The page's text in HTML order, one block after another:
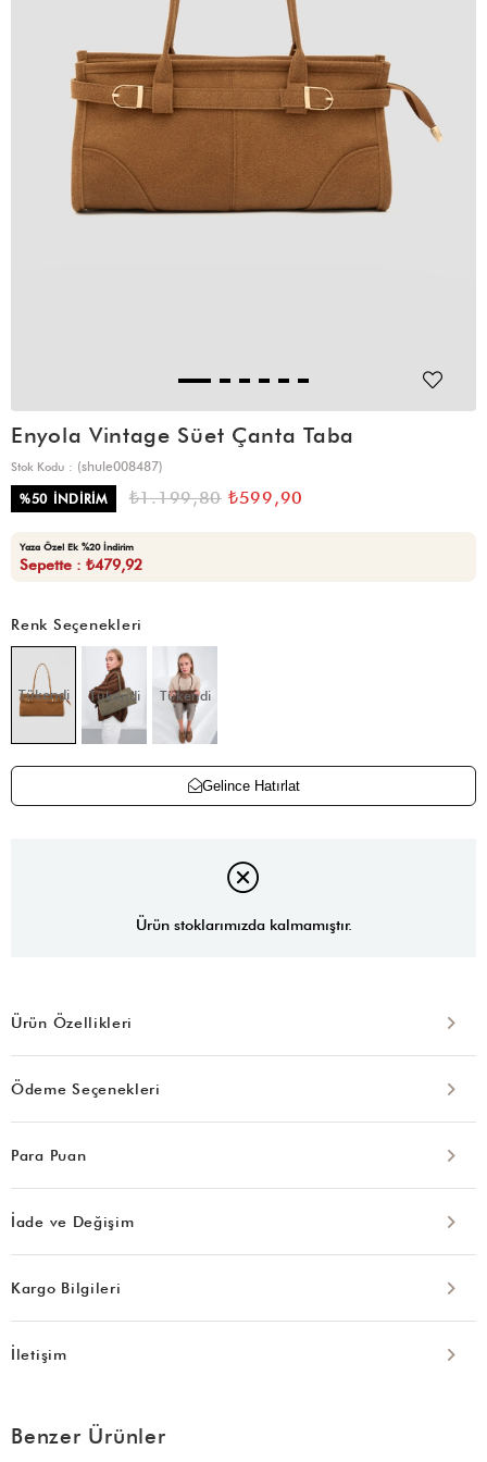
Enyola Vintage Süet Çanta Taba
Stok Kodu
(shule008487)
%50 İNDIRIM ₺1.199,80 ₺599,90
Yaza Özel Ek %20 İndirim
Sepette : ₺479,92
Renk Seçenekleri
Tükendi Tükendi Tükendi
Gelince Hatırlat
Ürün stoklarımızda kalmamıştır.
Ürün Özellikleri
Ödeme Seçenekleri
Para Puan
İade ve Değişim
Kargo Bilgileri
İletişim
Benzer Ürünler